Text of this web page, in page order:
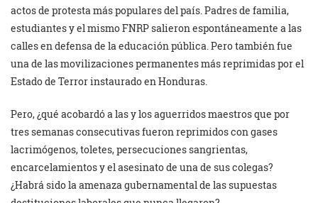
actos de protesta más populares del país. Padres de familia,
estudiantes y el mismo FNRP salieron espontáneamente a las
calles en defensa de la educación pública. Pero también fue
una de las movilizaciones permanentes más reprimidas por el
Estado de Terror instaurado en Honduras.
Pero, ¿qué acobardó a las y los aguerridos maestros que por
tres semanas consecutivas fueron reprimidos con gases
lacrimógenos, toletes, persecuciones sangrientas,
encarcelamientos y el asesinato de una de sus colegas?
¿Habrá sido la amenaza gubernamental de las supuestas